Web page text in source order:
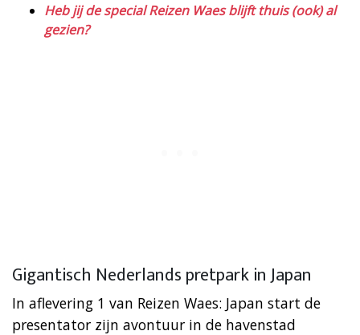
Heb jij de special Reizen Waes blijft thuis (ook) al
gezien?
Gigantisch Nederlands pretpark in Japan
In aflevering 1 van Reizen Waes: Japan start de
presentator zijn avontuur in de havenstad